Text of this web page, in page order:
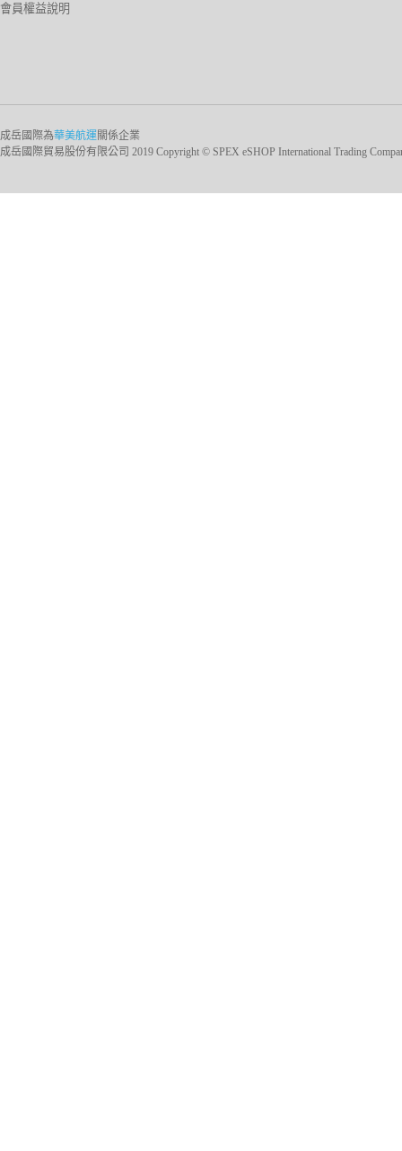
會員權益說明
成岳國際為華美航運關係企業
成岳國際貿易股份有限公司 2019 Copyright © SPEX eSHOP International Trading